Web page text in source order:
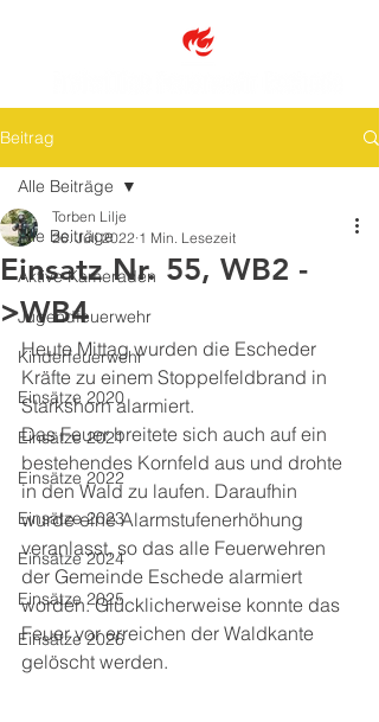
Beitrag
Alle Beiträge
Aktive Kameraden
Jugendfeuerwehr
Kinderfeuerwehr
Einsätze 2020
Einsätze 2021
Einsätze 2022
Einsätze 2023
Einsätze 2024
Einsätze 2025
Einsätze 2026
Alle Beiträge
Einsatz Nr. 55, WB2 -
>WB4
Torben Lilje
26. Juli 2022 1 Min. Lesezeit
Heute Mittag wurden die Escheder
Kräfte zu einem Stoppelfeldbrand in
Starkshorn alarmiert.
Das Feuer breitete sich auch auf ein
bestehendes Kornfeld aus und drohte
in den Wald zu laufen. Daraufhin
wurde eine Alarmstufenerhöhung
veranlasst, so das alle Feuerwehren
der Gemeinde Eschede alarmiert
worden. Glücklicherweise konnte das
Feuer vor erreichen der Waldkante
gelöscht werden.